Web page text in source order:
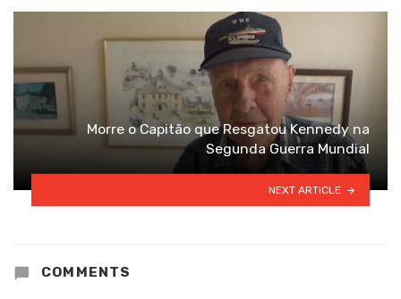
Morre o Capitão que Resgatou Kennedy na
Segunda Guerra Mundial
NEXT ARTICLE
COMMENTS